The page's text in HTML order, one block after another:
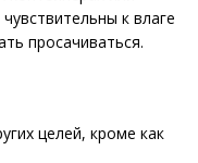
к влаге
просачиваться.
целей, кроме как